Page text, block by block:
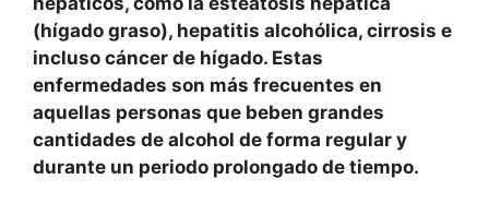
(hígado graso), hepatitis alcohólica, cirrosis e
incluso cáncer de hígado. Estas
enfermedades son más frecuentes en
aquellas personas que beben grandes
cantidades de alcohol de forma regular y
durante un periodo prolongado de tiempo.